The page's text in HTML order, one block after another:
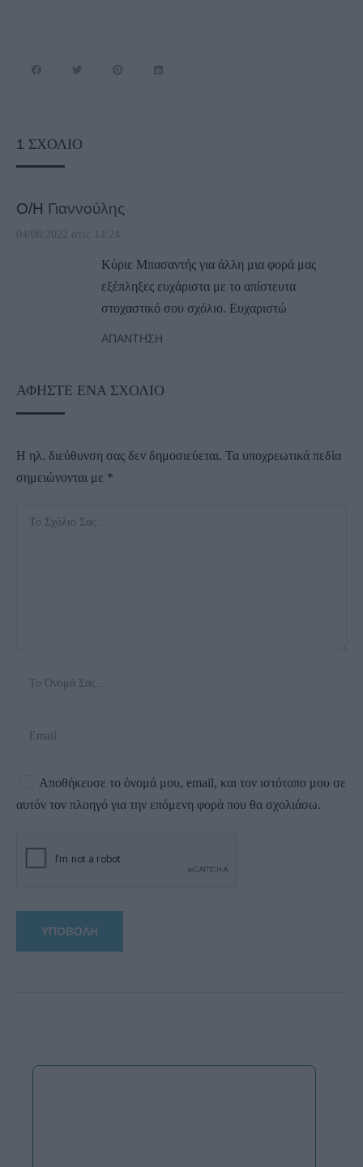
1 ΣΧΌΛΙΟ
Ο/Η Γιαννούλης
04/08/2022 στις 14:24
Κύριε Μπασαντής για άλλη μια φορά μας
εξέπληξες ευχάριστα με το απίστευτα
στοχαστικό σου σχόλιο. Ευχαριστώ
ΑΠΆΝΤΗΣΗ
ΑΦΉΣΤΕ ΈΝΑ ΣΧΌΛΙΟ
Η ηλ. διεύθυνση σας δεν δημοσιεύεται. Τα υποχρεωτικά πεδία
σημειώνονται με *
Αποθήκευσε το όνομά μου, email, και τον ιστότοπο μου σε
αυτόν τον πλοηγό για την επόμενη φορά που θα σχολιάσω.